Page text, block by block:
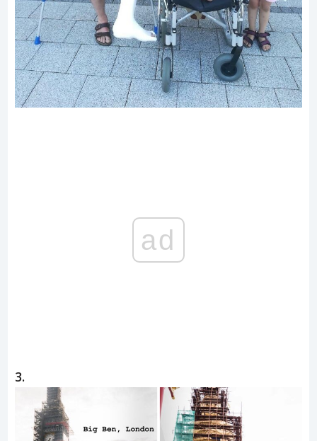
ad
3.